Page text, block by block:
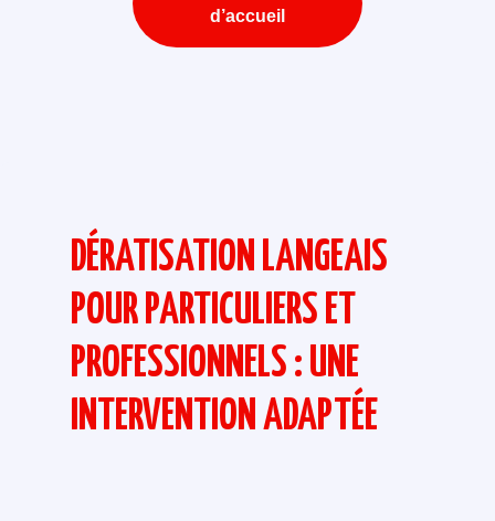
d’accueil
DÉRATISATION LANGEAIS
POUR PARTICULIERS ET
PROFESSIONNELS : UNE
INTERVENTION ADAPTÉE